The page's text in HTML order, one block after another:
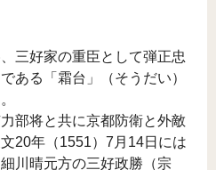
三好家の重臣として弾正忠
ある「霜台」（そうだい）
部将と共に京都防衛と外敵
20年（1551）7月14日には
川晴元方の三好政勝（宗